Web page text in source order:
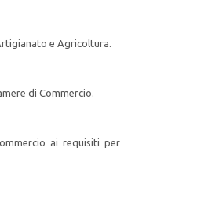
e Agricoltura.
di Commercio.
ai requisiti per